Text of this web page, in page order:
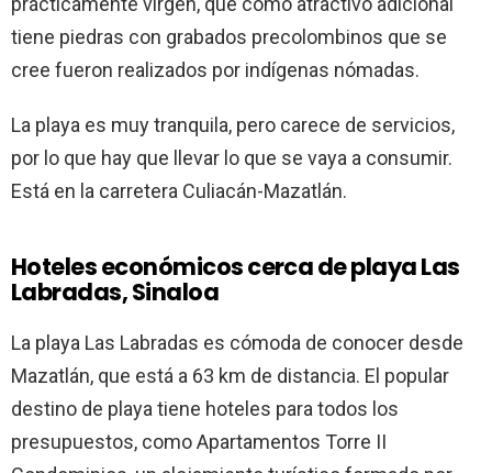
tiene piedras con grabados precolombinos que se
cree fueron realizados por indígenas nómadas.
La playa es muy tranquila, pero carece de servicios,
por lo que hay que llevar lo que se vaya a consumir.
Está en la carretera Culiacán-Mazatlán.
Hoteles económicos cerca de playa Las
Labradas, Sinaloa
La playa Las Labradas es cómoda de conocer desde
Mazatlán, que está a 63 km de distancia. El popular
destino de playa tiene hoteles para todos los
presupuestos, como Apartamentos Torre II